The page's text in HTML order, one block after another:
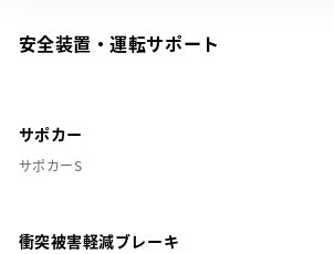
安全装置・運転サポート
サポカー
サポカーS
衝突被害軽減ブレーキ